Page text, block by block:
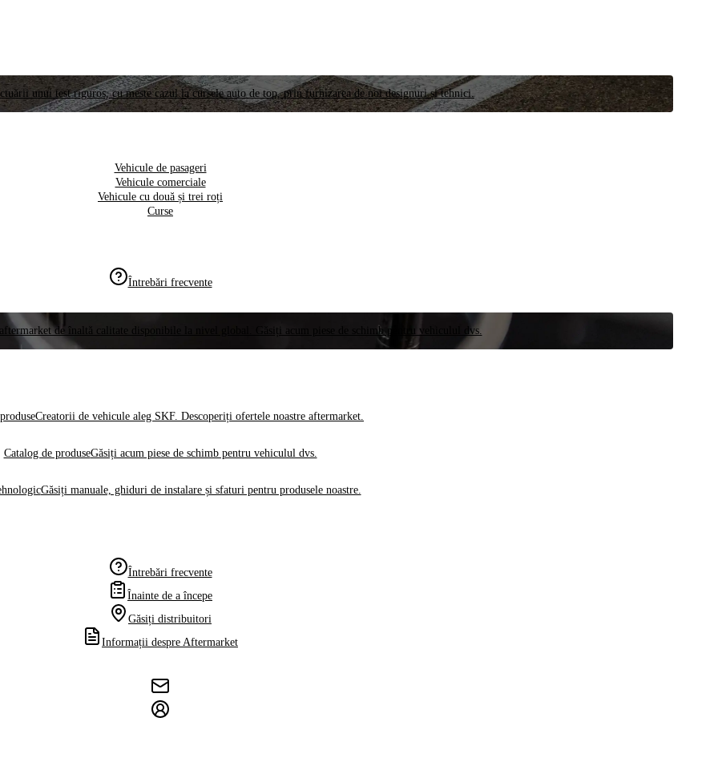
unui test riguros, cu meste cazul la cursele auto de top, prin furnizarea de noi designuri și tehnici.
Vehicule de pasageri
Vehicule comerciale
Vehicule cu două și trei roți
Curse
Întrebări frecvente
de înaltă calitate disponibile la nivel global. Găsiți acum piese de schimb pentru vehiculul dvs.
Creatorii de vehicule aleg SKF. Descoperiți ofertele noastre aftermarket.
Catalog de produseGăsiți acum piese de schimb pentru vehiculul dvs.
Găsiți manuale, ghiduri de instalare și sfaturi pentru produsele noastre.
Întrebări frecvente
Înainte de a începe
Găsiți distribuitori
Informații despre Aftermarket